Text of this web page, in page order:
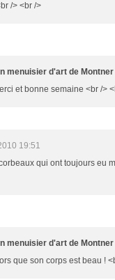
/> <br />
menuisier d'art de Montner
et bonne semaine <br />
19:51
qui ont toujours eu
menuisier d'art de Montner
que son corps est beau !